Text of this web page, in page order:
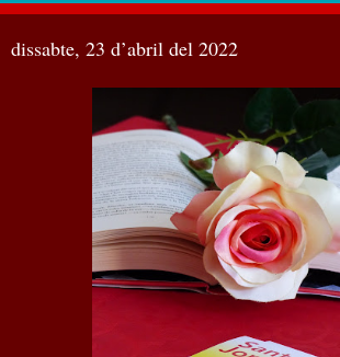
dissabte, 23 d’abril del 2022